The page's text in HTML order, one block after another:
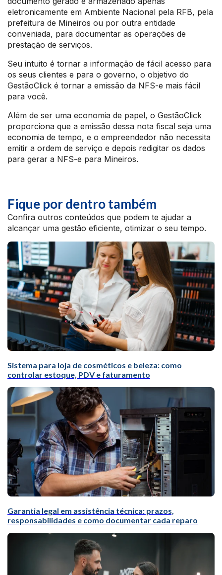
eletronicamente em Ambiente Nacional pela RFB, pela
prefeitura de Mineiros ou por outra entidade
conveniada, para documentar as operações de
prestação de serviços.
Seu intuito é tornar a informação de fácil acesso para
os seus clientes e para o governo, o objetivo do
GestãoClick é tornar a emissão da NFS-e mais fácil
para você.
Além de ser uma economia de papel, o GestãoClick
proporciona que a emissão dessa nota fiscal seja uma
economia de tempo, e o empreendedor não necessita
emitir a ordem de serviço e depois redigitar os dados
para gerar a NFS-e para Mineiros.
Fique por dentro também
Confira outros conteúdos que podem te ajudar a
alcançar uma gestão eficiente, otimizar o seu tempo.
Sistema para loja de cosméticos e beleza: como
controlar estoque, PDV e faturamento
Garantia legal em assistência técnica: prazos,
responsabilidades e como documentar cada reparo